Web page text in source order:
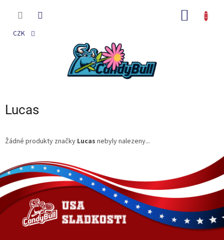
CZK
Lucas
Žádné produkty značky Lucas nebyly nalezeny...
á
p
a
í